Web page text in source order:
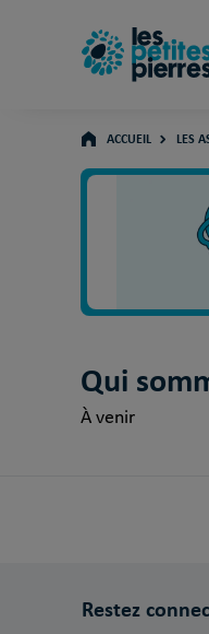
ACCUEIL LES
Qui
À venir
Restez